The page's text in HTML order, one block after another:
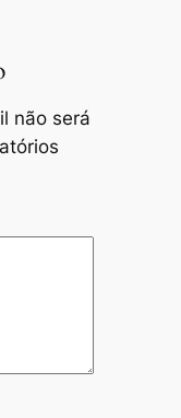
não será